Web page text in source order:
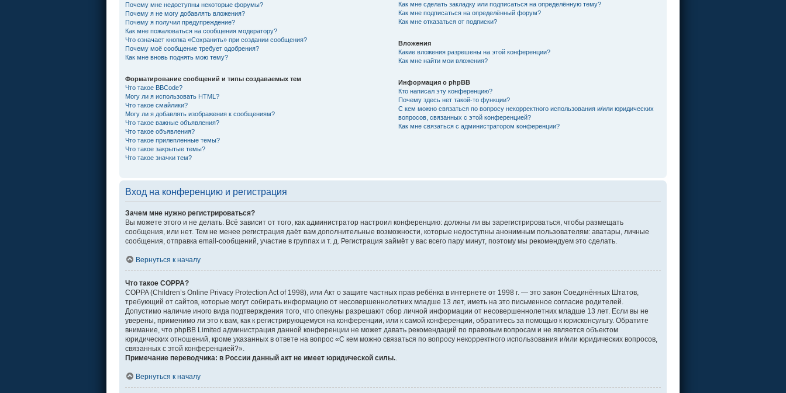
Почему мне недоступны некоторые форумы?
Почему я не могу добавлять вложения?
Почему я получил предупреждение?
Как мне пожаловаться на сообщения модератору?
Что означает кнопка «Сохранить» при создании сообщения?
Почему моё сообщение требует одобрения?
Как мне вновь поднять мою тему?
Форматирование сообщений и типы создаваемых тем
Что такое BBCode?
Могу ли я использовать HTML?
Что такое смайлики?
Могу ли я добавлять изображения к сообщениям?
Что такое важные объявления?
Что такое объявления?
Что такое прилепленные темы?
Что такое закрытые темы?
Что такое значки тем?
Как мне сделать закладку или подписаться на определённую тему?
Как мне подписаться на определённый форум?
Как мне отказаться от подписки?
Вложения
Какие вложения разрешены на этой конференции?
Как мне найти мои вложения?
Информация о phpBB
Кто написал эту конференцию?
Почему здесь нет такой-то функции?
С кем можно связаться по вопросу некорректного использования и/или юридических
вопросов, связанных с этой конференцией?
Как мне связаться с администратором конференции?
Вход на конференцию и регистрация
Зачем мне нужно регистрироваться?
Вы можете этого и не делать. Всё зависит от того, как администратор настроил конференцию: должны ли вы зарегистрироваться, чтобы размещать
сообщения, или нет. Тем не менее регистрация даёт вам дополнительные возможности, которые недоступны анонимным пользователям: аватары, личные
сообщения, отправка email-сообщений, участие в группах и т. д. Регистрация займёт у вас всего пару минут, поэтому мы рекомендуем это сделать.
Вернуться к началу
Что такое COPPA?
COPPA (Children’s Online Privacy Protection Act of 1998), или Акт о защите частных прав ребёнка в интернете от 1998 г. — это закон Соединённых Штатов,
требующий от сайтов, которые могут собирать информацию от несовершеннолетних младше 13 лет, иметь на это письменное согласие родителей.
Допустимо наличие иного вида подтверждения того, что опекуны разрешают сбор личной информации от несовершеннолетних младше 13 лет. Если вы не
уверены, применимо ли это к вам, как к регистрирующемуся на конференции, или к самой конференции, обратитесь за помощью к юрисконсульту. Обратите
внимание, что phpBB Limited администрация данной конференции не может давать рекомендаций по правовым вопросам и не является объектом
юридических отношений, кроме указанных в ответе на вопрос «С кем можно связаться по вопросу некорректного использования и/или юридических вопросов,
связанных с этой конференцией?».
Примечание переводчика: в России данный акт не имеет юридической силы..
Вернуться к началу